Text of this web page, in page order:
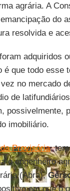
agrária. A
do
resolvida e
adquiridos
que todo esse
no mercado
de
possivelmente,
imobiliário.
Provisória,
o engenheiro
(Abra),
em que o